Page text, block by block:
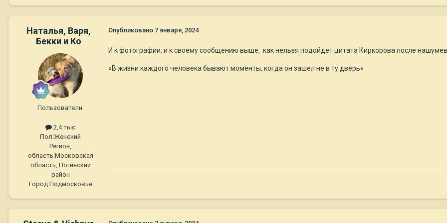
Наталья, Варя,
Бекки и Ко
Пользователи.
2,4 тыс
Пол:Женский
Регион,
область:Московская
область, Ногинский
район
Город:Подмосковье
Опубликовано 7 января, 2024
И к фотографии, и к своему сообщению выше, как нельзя подойдет цитата Киркорова после
«В жизни каждого человека бывают моменты, когда он зашел не в ту дверь»